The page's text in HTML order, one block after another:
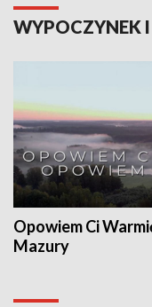
WYPOCZYNEK I
Opowiem Ci
Mazury